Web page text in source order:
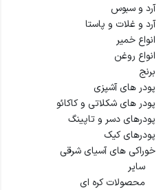
آرد و سبوس
آرد و غلات و پاستا
انواع خمیر
انواع روغن
برنج
پودر های آشپزی
پودر های شکلاتی و کاکائو
پودرهای دسر و تاپینگ
پودرهای کیک
خوراکی های آسیای شرقی
سایر
محصولات کره ای